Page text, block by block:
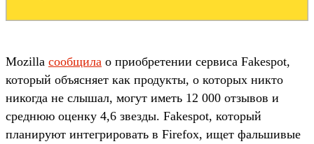
Mozilla сообщила о приобретении сервиса Fakespot,
который объясняет как продукты, о которых никто
никогда не слышал, могут иметь 12 000 отзывов и
среднюю оценку 4,6 звезды. Fakespot, который
планируют интегрировать в Firefox, ищет фальшивые